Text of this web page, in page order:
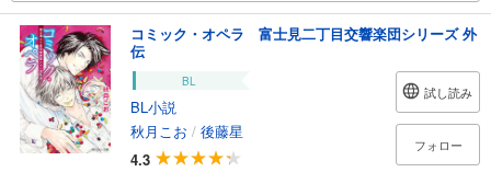
コミック・オペラ 富士見二丁目交響楽団シリーズ 外
伝
BL
BL小説
秋月こお / 後藤星
4.3
試し読み
フォロー